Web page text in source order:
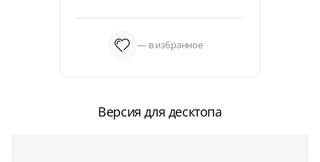
— в избранное
Версия для десктопа